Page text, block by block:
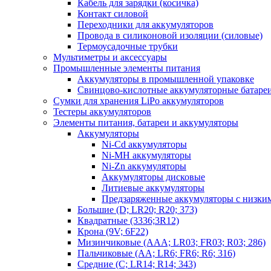
Кабель для зарядки (косичка)
Контакт силовой
Переходники для аккумуляторов
Провода в силиконовой изоляции (силовые)
Термоусадочные трубки
Мультиметры и аксессуары
Промышленные элементы питания
Аккумуляторы в промышленной упаковке
Свинцово-кислотные аккумуляторные
Сумки для хранения LiPo аккумуляторов
Тестеры аккумуляторов
Элементы питания, батареи и аккумуляторы
Аккумуляторы
Ni-Cd аккумуляторы
Ni-MH аккумуляторы
Ni-Zn аккумуляторы
Аккумуляторы дисковые
Литиевые аккумуляторы
Предзаряженные аккумуляторы с
Большие (D; LR20; R20; 373)
Квадратные (3336;3R12)
Крона (9V; 6F22)
Мизинчиковые (AAA; LR03; FR03; R03; 286)
Пальчиковые (AA; LR6; FR6; R6; 316)
Средние (C; LR14; R14; 343)